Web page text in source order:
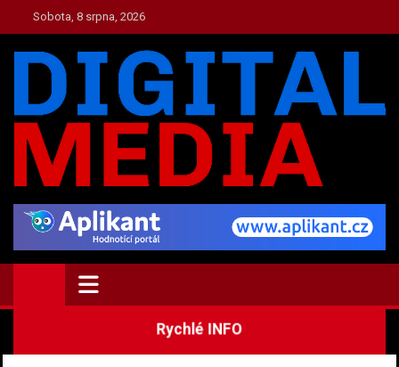
to
content
Sobota, 8 srpna, 2026
TOP.DIGITAL-MEDIA.CZ
Zpravodajství a Media
Rychlé INFO